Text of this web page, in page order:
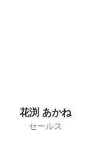
花渕 あかね
セールス